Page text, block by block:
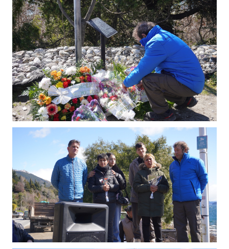
INSTITUCIONAL
Antiguos Pobladores
Noticias Destacadas
Registros y Distinciones
Datos Históricos
Premio al Mérito - Registro
Audiencias Públicas - Registro
Mujeres que Dejaron Huellas - Registro
Periodistas Decanos - Registro
Ciudadano Ilustre - Registro
Banca del Vecino - Registro
Huéspedes de Honor - Registro